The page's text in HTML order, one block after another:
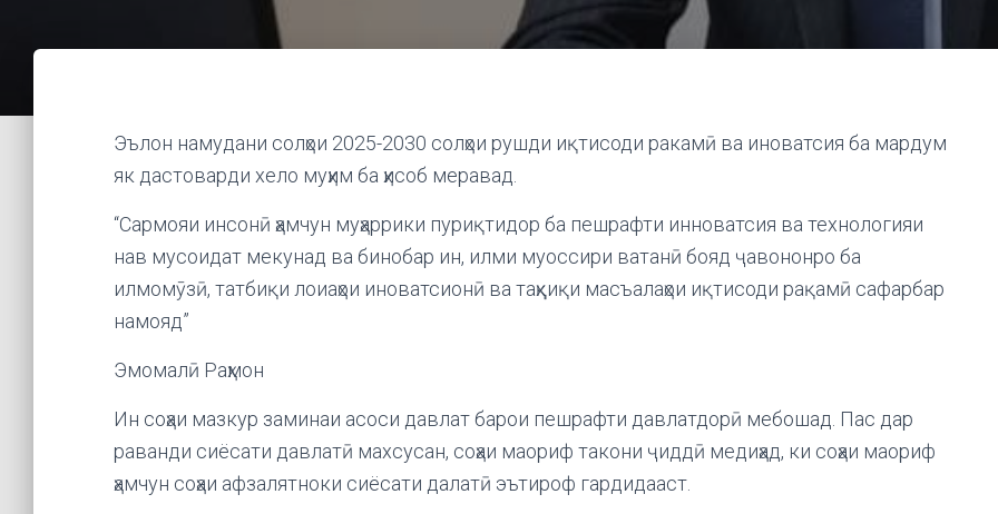
Эълон намудани солҳои 2025-2030 солҳои рушди иқтисоди ракамӣ ва иноватсия ба мардум
як дастоварди хело муҳим ба ҳисоб меравад.
“Сармояи инсонӣ ҳамчун муҳаррики пуриқтидор ба пешрафти инноватсия ва технологияи
нав мусоидат мекунад ва бинобар ин, илми муоссири ватанӣ бояд ҷавононро ба
илмомӯзӣ, татбиқи лоиаҳои иноватсионӣ ва таҳқиқи масъалаҳои иқтисоди рақамӣ сафарбар
намояд”
Эмомалӣ Раҳмон
Ин соҳаи мазкур заминаи асоси давлат барои пешрафти давлатдорӣ мебошад. Пас дар
раванди сиёсати давлатӣ махсусан, соҳаи маориф такони ҷиддӣ медиҳад, ки соҳаи маориф
ҳамчун соҳаи афзалятноки сиёсати далатӣ эътироф гардидааст.